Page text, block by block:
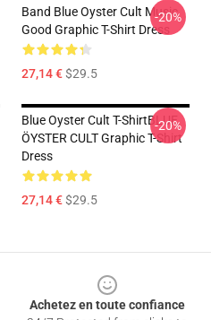
Band Blue Oyster Cult Music
Good Graphic T-Shirt Dress
27,14 €$29.5
-20%
Blue Oyster Cult T-ShirtBLUE
ÖYSTER CULT Graphic T-Shirt
Dress
27,14 €$29.5
-20%
Achetez en toute confiance